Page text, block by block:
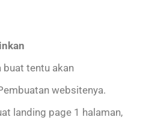
buat tentu akan
websitenya.
landing page 1 halaman,